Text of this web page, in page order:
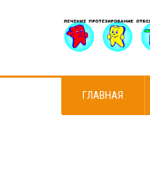
ГЛАВНАЯ